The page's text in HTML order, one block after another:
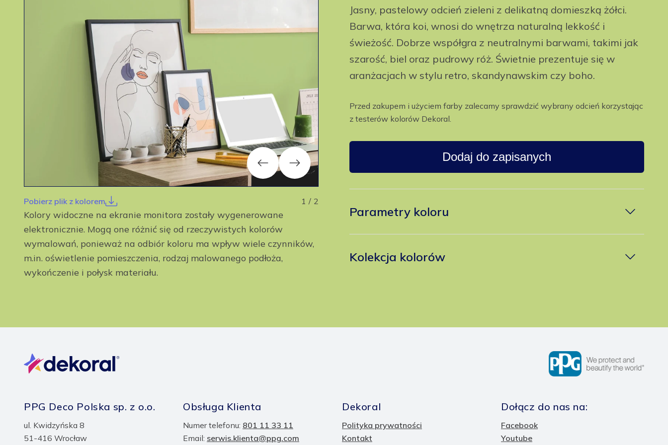
Previous Next
Pobierz plik z kolorem 1 / 2
Kolory widoczne na ekranie monitora zostały wygenerowane
elektronicznie. Mogą one różnić się od rzeczywistych kolorów
wymalowań, ponieważ na odbiór koloru ma wpływ wiele czynników,
m.in. oświetlenie pomieszczenia, rodzaj malowanego podłoża,
wykończenie i połysk materiału.
Jasny, pastelowy odcień zieleni z delikatną domieszką żółci.
Barwa, która koi, wnosi do wnętrza naturalną lekkość i
świeżość. Dobrze współgra z neutralnymi barwami, takimi jak
szarość, biel oraz pudrowy róż. Świetnie prezentuje się w
aranżacjach w stylu retro, skandynawskim czy boho.
Przed zakupem i użyciem farby zalecamy sprawdzić wybrany odcień korzystając
z testerów kolorów Dekoral.
Dodaj do zapisanych
Parametry koloru
Kolekcja kolorów
PPG Deco Polska sp. z o.o.
ul. Kwidzyńska 8
51-416 Wrocław
Obsługa Klienta
Numer telefonu: 801 11 33 11
Email: serwis.klienta@ppg.com
Dekoral
Polityka prywatności
Kontakt
Dołącz do nas na:
Facebook
Youtube